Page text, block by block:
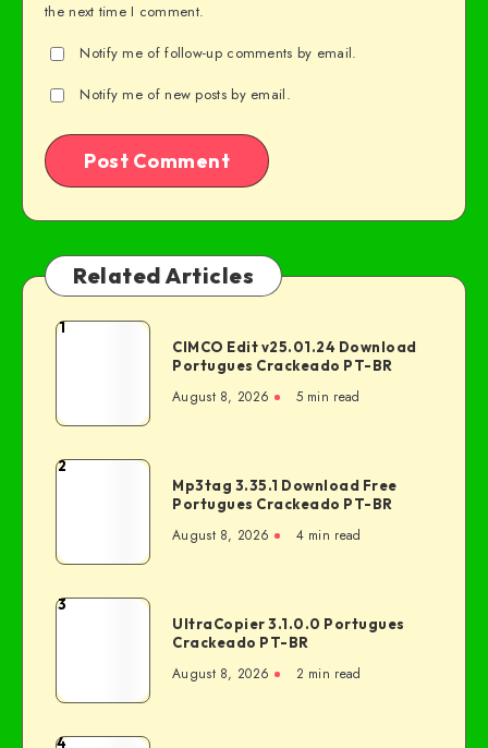
the next time I comment.
Notify me of follow-up comments by email.
Notify me of new posts by email.
Related Articles
1
CIMCO Edit v25.01.24 Download
Portugues Crackeado PT-BR
August 8, 2026 5 min read
2
Mp3tag 3.35.1 Download Free
Portugues Crackeado PT-BR
August 8, 2026 4 min read
3
UltraCopier 3.1.0.0 Portugues
Crackeado PT-BR
August 8, 2026 2 min read
4